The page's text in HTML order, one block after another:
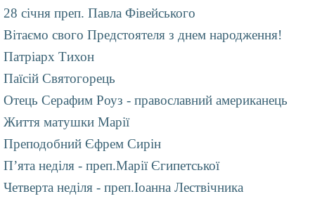
28 січня преп. Павла Фівейського
Вітаємо свого Предстоятеля з днем народження!
Патріарх Тихон
Паїсій Святогорець
Отець Серафим Роуз - православний американець
Життя матушки Марії
Преподобний Єфрем Сирін
П’ята неділя - преп.Марії Єгипетської
Четверта неділя - преп.Іоанна Лествічника